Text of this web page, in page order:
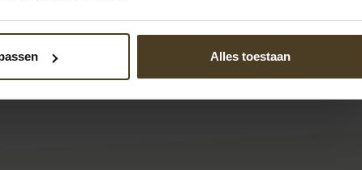
Alles toestaan
recensies